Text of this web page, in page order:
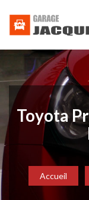
Toyota
Accueil